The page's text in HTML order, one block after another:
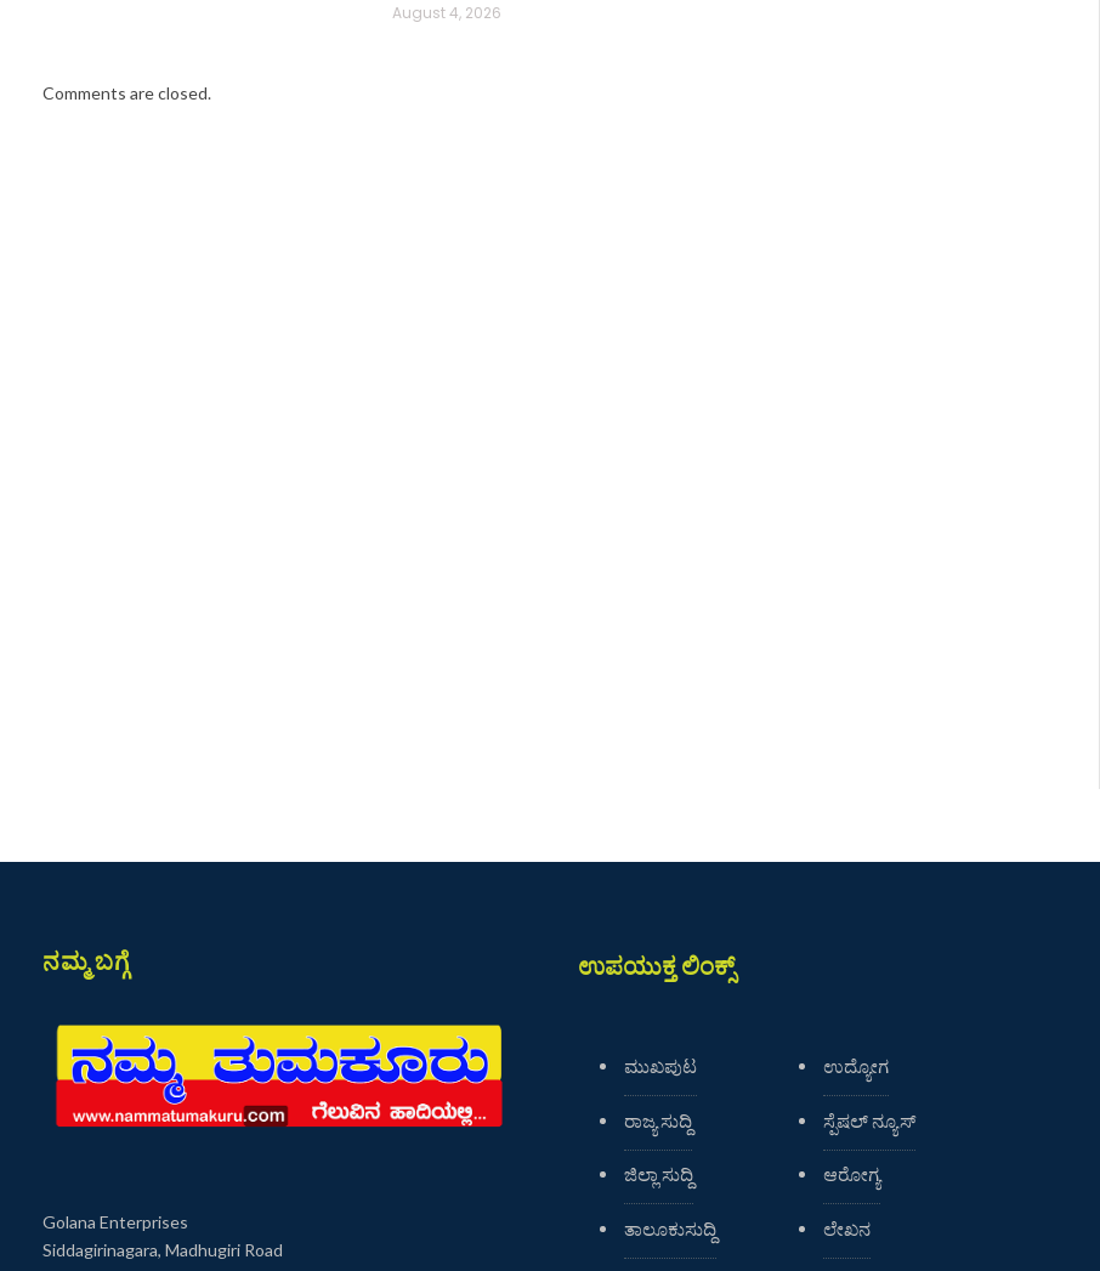
August 4, 2026
Comments are closed.
ನಮ್ಮ ಬಗ್ಗೆ
Golana Enterprises
Siddagirinagara, Madhugiri Road
ಉಪಯುಕ್ತ ಲಿಂಕ್ಸ್
ಮುಖಪುಟ
ರಾಜ್ಯ ಸುದ್ದಿ
ಜಿಲ್ಲಾ ಸುದ್ದಿ
ತಾಲೂಕುಸುದ್ದಿ
ಉದ್ಯೋಗ
ಸ್ಪೆಷಲ್ ನ್ಯೂಸ್
ಆರೋಗ್ಯ
ಲೇಖನ